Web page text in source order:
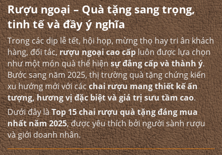
Rượu ngoại – Quà tặng sang trọng,
tinh tế và đầy ý nghĩa
Trong các dịp lễ tết, hội họp, mừng thọ hay tri ân khách
hàng, đối tác,rượu ngoại cao cấpluôn được lựa chọn
như một món quà thể hiệnsự đẳng cấp và thành ý.
Bước sang năm 2025, thị trường quà tặng chứng kiến
xu hướng mới với cácchai rượu mang thiết kế ấn
tượng, hương vị đặc biệt và giá trị sưu tầm cao.
Dưới đây làTop 15 chai rượu quà tặng đáng mua
nhất năm 2025, được yêu thích bởi người sành rượu
và giới doanh nhân.